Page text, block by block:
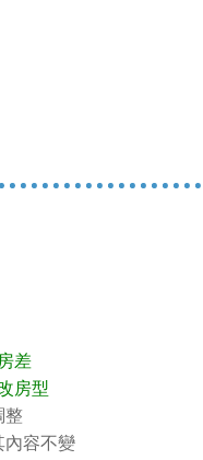
差
房型
整
內容不變